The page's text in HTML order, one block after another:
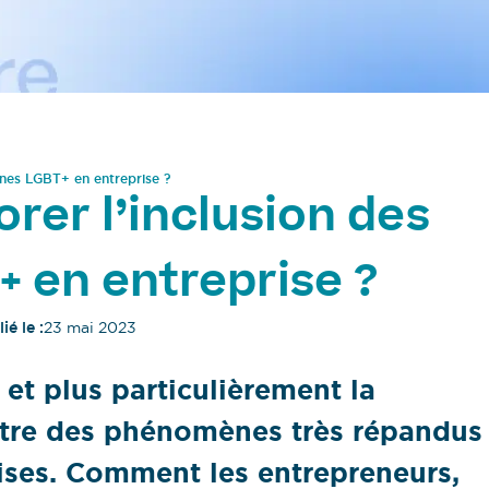
LGBT+ en entreprise ?
l’inclusion des
en entreprise ?
le :23 mai 2023
et plus particulièrement la
des phénomènes très répandus
Comment les entrepreneurs,